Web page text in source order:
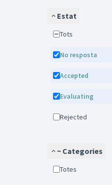
Estat
Tots
No resposta
Accepted
Evaluating
Rejected
~ Categories
Totes